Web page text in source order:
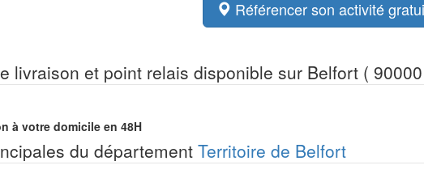
Référencer son activité
livraison et point relais disponible sur Belfort (
à votre domicile en 48H
du département Territoire de Belfort